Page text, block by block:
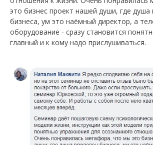
это бизнес проект нашей души, где душа
бизнеса, ум это наёмный директор, а
оборудование - сразу становится
главный и к кому надо прислушиваться.